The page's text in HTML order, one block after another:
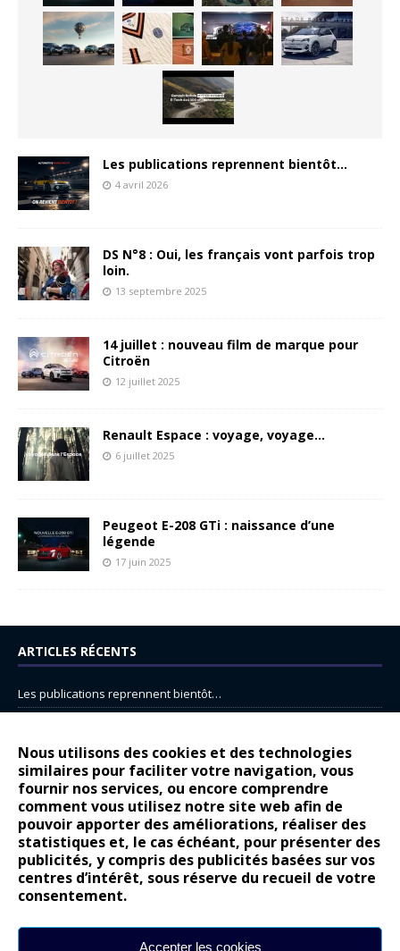
Nous utilisons des cookies et des technologies
similaires pour faciliter votre navigation, vous
fournir nos services, ou encore comprendre
comment vous utilisez notre site web afin de
pouvoir apporter des améliorations, réaliser des
statistiques et, le cas échéant, pour présenter des
publicités, y compris des publicités basées sur vos
centres d’intérêt, sous réserve du recueil de votre
consentement.
Accepter les cookies
Les publications reprennent bientôt…
4 avril 2026
DS N°8 : Oui, les français vont parfois trop
loin.
13 septembre 2025
14 juillet : nouveau film de marque pour
Citroën
12 juillet 2025
Renault Espace : voyage, voyage…
6 juillet 2025
Peugeot E-208 GTi : naissance d’une
légende
17 juin 2025
ARTICLES RÉCENTS
Les publications reprennent bientôt…
14 juillet : nouveau film de marque pour Citroën
Renault Espace : voyage, voyage…
Peugeot E-208 GTi : naissance d’une légende
COMMENTAIRES RÉCENTS
Bernard DardartdansDacia Sandero : pour les gens vrais
Alpine A290 : L’irrésistible attraction de la légèreté